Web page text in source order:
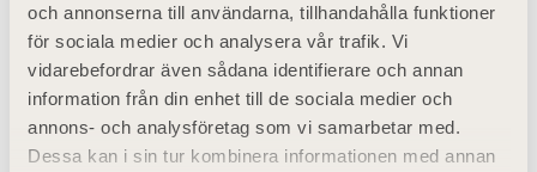
och annonserna till användarna, tillhandahålla funktioner
för sociala medier och analysera vår trafik. Vi
vidarebefordrar även sådana identifierare och annan
information från din enhet till de sociala medier och
annons- och analysföretag som vi samarbetar med.
Dessa kan i sin tur kombinera informationen med annan
Ledamot
Anita Willhelmsen (8)